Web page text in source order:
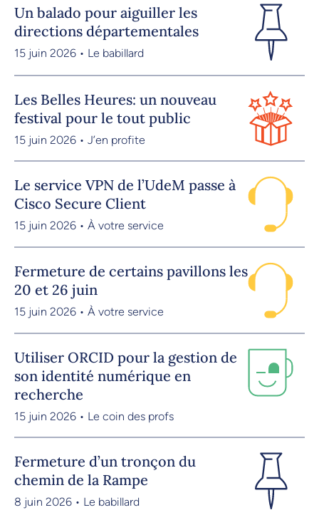
Un balado pour aiguiller les
directions départementales
15 juin 2026 • Le babillard
Les Belles Heures: un nouveau
festival pour le tout public
15 juin 2026 • J’en profite
Le service VPN de l’UdeM passe à
Cisco Secure Client
15 juin 2026 • À votre service
Fermeture de certains pavillons les
20 et 26 juin
15 juin 2026 • À votre service
Utiliser ORCID pour la gestion de
son identité numérique en
recherche
15 juin 2026 • Le coin des profs
Fermeture d’un tronçon du
chemin de la Rampe
8 juin 2026 • Le babillard